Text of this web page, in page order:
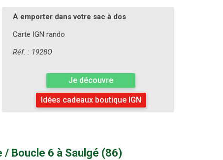
À emporter dans votre sac à dos
Carte IGN rando
Réf. : 1928O
Je découvre
Idées cadeaux boutique IGN
Boucle 6 à Saulgé (86)